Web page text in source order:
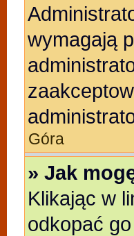
wymagają
Góra
» Jak
Klikając w
odkopać